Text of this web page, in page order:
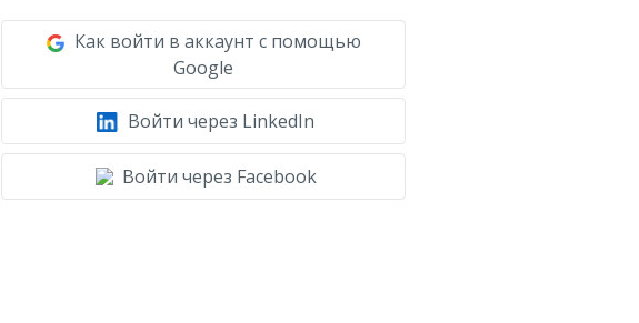
Как войти в аккаунт с помощью
Google
Войти через LinkedIn
Войти через Facebook